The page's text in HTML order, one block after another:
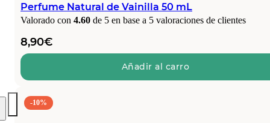
Perfume Natural de Vainilla 50 mL
Valorado con 4.60 de 5 en base a 5 valoraciones de clientes
8,90€
Añadir al carro
-10%